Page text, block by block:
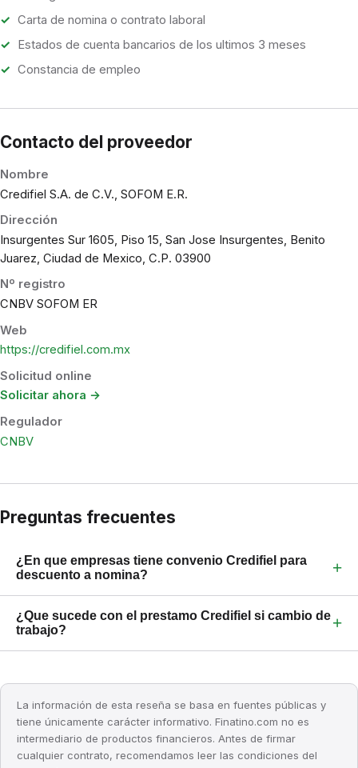
Carta de nomina o contrato laboral
Estados de cuenta bancarios de los ultimos 3 meses
Constancia de empleo
Contacto del proveedor
Nombre
Credifiel S.A. de C.V., SOFOM E.R.
Dirección
Insurgentes Sur 1605, Piso 15, San Jose Insurgentes, Benito
Juarez, Ciudad de Mexico, C.P. 03900
Nº registro
CNBV SOFOM ER
Web
https://credifiel.com.mx
Solicitud online
Solicitar ahora →
Regulador
CNBV
Preguntas frecuentes
¿En que empresas tiene convenio Credifiel para
descuento a nomina?
+
¿Que sucede con el prestamo Credifiel si cambio de
trabajo?
+
La información de esta reseña se basa en fuentes públicas y
tiene únicamente carácter informativo. Finatino.com no es
intermediario de productos financieros. Antes de firmar
cualquier contrato, recomendamos leer las condiciones del